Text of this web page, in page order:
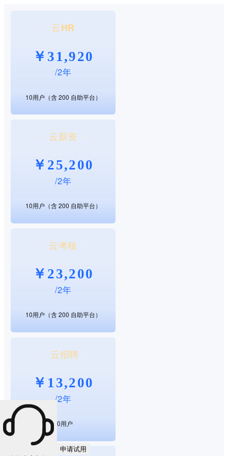
云HR
￥31,920
/2年
10用户（含 200 自助平台）
云薪资
￥25,200
/2年
10用户（含 200 自助平台）
云考核
￥23,200
/2年
10用户（含 200 自助平台）
云招聘
￥13,200
/2年
10用户
申请试用